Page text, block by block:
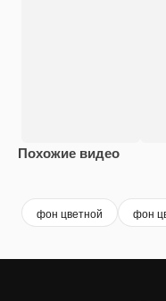
Похожие видео
фон цветной фон